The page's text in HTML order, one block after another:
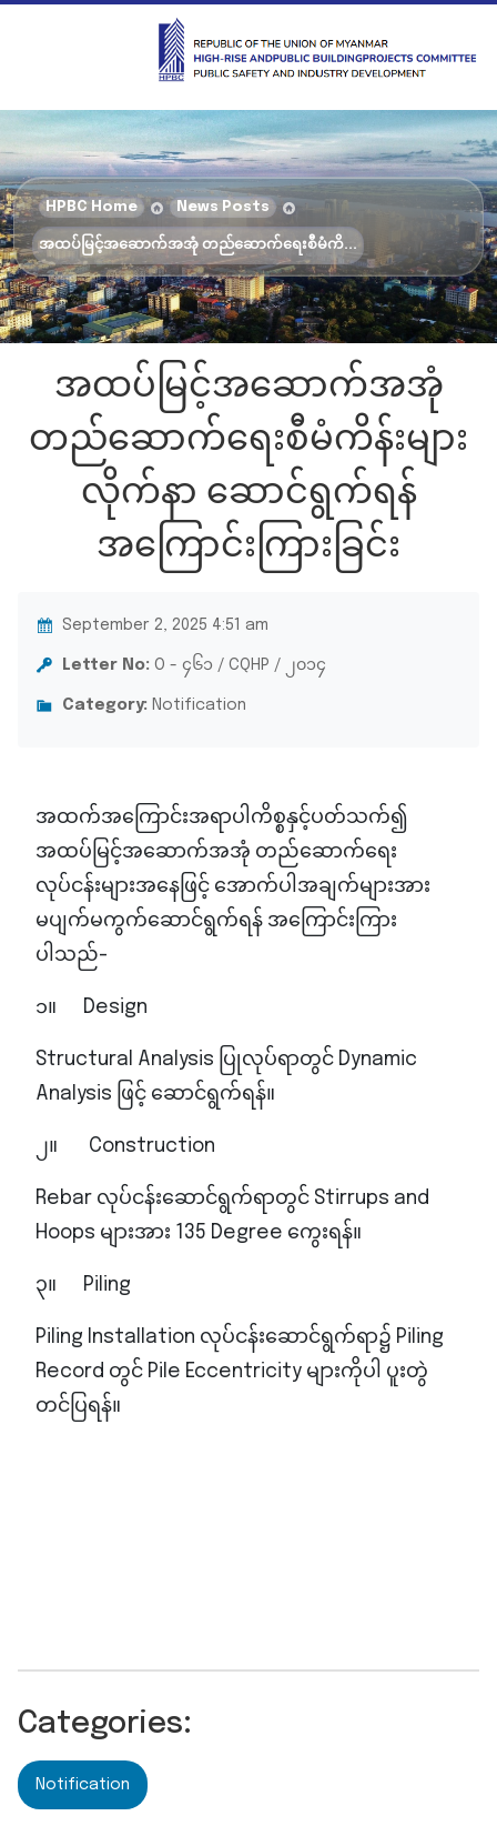
HPBC Home News Posts
အထပ်မြင့်အဆောက်အအုံ တည်ဆောက်ရေးစီမံကိ...
အထပ်မြင့်အဆောက်အအုံ
တည်ဆောက်ရေးစီမံကိန်းများ
လိုက်နာ ဆောင်ရွက်ရန်
အကြောင်းကြားခြင်း
September 2, 2025 4:51 am
Letter No: O - ၄၆၁ / CQHP / ၂၀၁၄
Category: Notification
အထက်အကြောင်းအရာပါကိစ္စနှင့်ပတ်သက်၍
အထပ်မြင့်အဆောက်အအုံ တည်ဆောက်ရေး
လုပ်ငန်းများအနေဖြင့် အောက်ပါအချက်များအား
မပျက်မကွက်ဆောင်ရွက်ရန် အကြောင်းကြား
ပါသည်-
၁။ Design
Structural Analysis ပြုလုပ်ရာတွင် Dynamic
Analysis ဖြင့် ဆောင်ရွက်ရန်။
၂။ Construction
Rebar လုပ်ငန်းဆောင်ရွက်ရာတွင် Stirrups and
Hoops များအား 135 Degree ကွေးရန်။
၃။ Piling
Piling Installation လုပ်ငန်းဆောင်ရွက်ရာ၌ Piling
Record တွင် Pile Eccentricity များကိုပါ ပူးတွဲ
တင်ပြရန်။
Categories:
Notification